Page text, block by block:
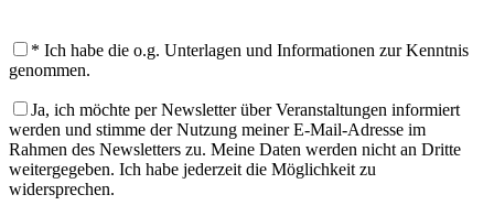
* Ich habe die o.g. Unterlagen und Informationen zur Kenntnis
genommen.
Ja, ich möchte per Newsletter über Veranstaltungen informiert
werden und stimme der Nutzung meiner E-Mail-Adresse im
Rahmen des Newsletters zu. Meine Daten werden nicht an Dritte
weitergegeben. Ich habe jederzeit die Möglichkeit zu
widersprechen.